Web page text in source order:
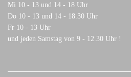
Mi 10 - 13 und 14 - 18 Uhr
Do 10 - 13 und 14 - 18.30 Uhr
Fr 10 - 13 Uhr
und jeden Samstag von 9 - 12.30 Uhr !